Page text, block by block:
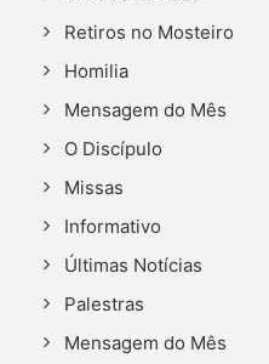
Retiros no Mosteiro
Homilia
Mensagem do Mês
O Discípulo
Missas
Informativo
Últimas Notícias
Palestras
Mensagem do Mês